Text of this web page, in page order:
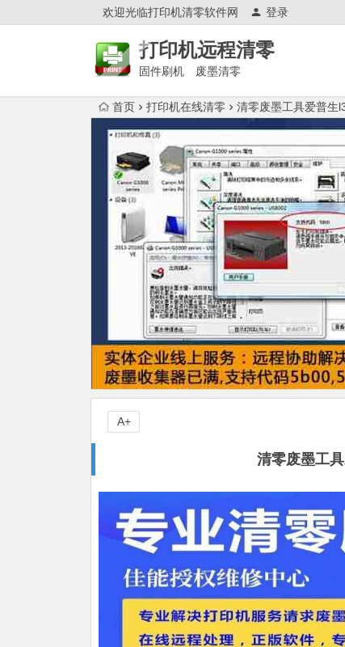
欢迎光临打印机清零软件网 登录
打印机远程清零
固件刷机 废墨清零
首页 打印机在线清零 清零废墨工具爱普生
清零废墨工
A+